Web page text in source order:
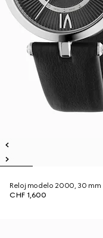
Reloj modelo 2000, 30 mm
CHF 1,600